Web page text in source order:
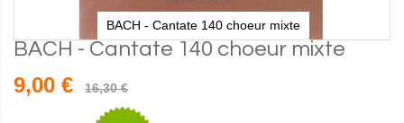
BACH - Cantate 140 choeur mixte
BACH - Cantate 140 choeur mixte
9,00 € 16,30 €